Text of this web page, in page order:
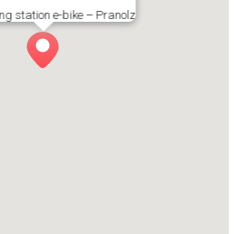
station e-bike – Pranolz